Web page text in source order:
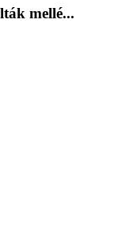
mellé...